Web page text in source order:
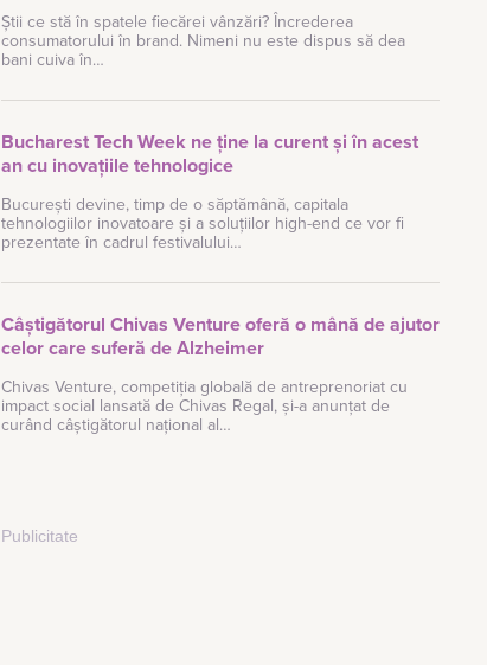
Știi ce stă în spatele fiecărei vânzări? Încrederea
consumatorului în brand. Nimeni nu este dispus să dea
bani cuiva în…
Bucharest Tech Week ne ține la curent și în acest
an cu inovațiile tehnologice
București devine, timp de o săptămână, capitala
tehnologiilor inovatoare și a soluțiilor high-end ce vor fi
prezentate în cadrul festivalului…
Câștigătorul Chivas Venture oferă o mână de ajutor
celor care suferă de Alzheimer
Chivas Venture, competiția globală de antreprenoriat cu
impact social lansată de Chivas Regal, și-a anunțat de
curând câștigătorul național al…
Publicitate